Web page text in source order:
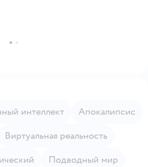
интеллект
Апокалипсис
Виртуальная реальность
Подводный мир